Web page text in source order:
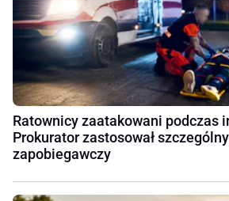
Ratownicy zaatakowani podczas
Prokurator zastosował
zapobiegawczy